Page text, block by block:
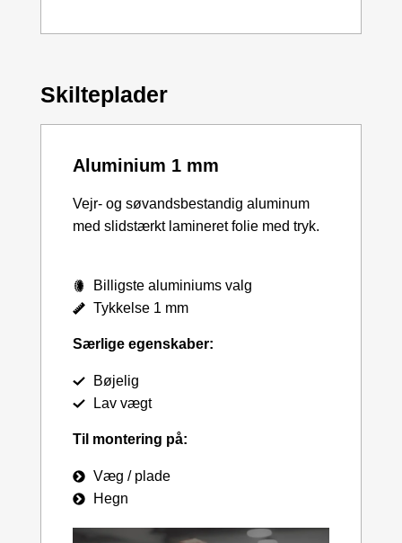
Skilteplader
Aluminium 1 mm
Vejr- og søvandsbestandig aluminum
med slidstærkt lamineret folie med tryk.
Billigste aluminiums valg
Tykkelse 1 mm
Særlige egenskaber:
Bøjelig
Lav vægt
Til montering på:
Væg / plade
Hegn